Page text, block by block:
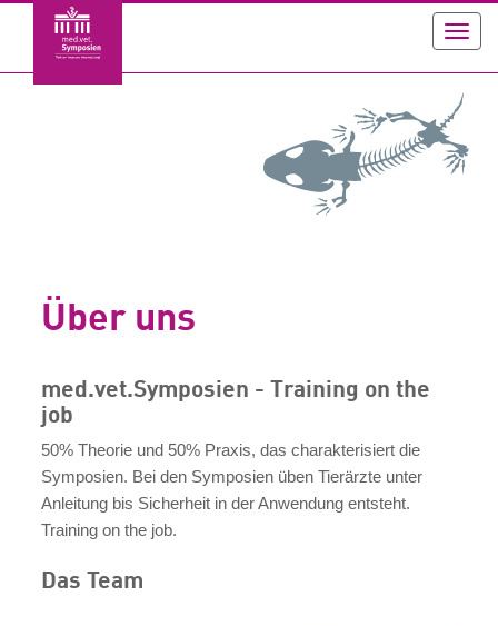
Über uns
med.vet.Symposien - Training on the
job
50% Theorie und 50% Praxis, das charakterisiert die
Symposien. Bei den Symposien üben Tierärzte unter
Anleitung bis Sicherheit in der Anwendung entsteht.
Training on the job.
Das Team